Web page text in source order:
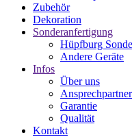
Zubehör
Dekoration
Sonderanfertigung
Hüpfburg
Andere Geräte
Infos
Über uns
Ansprechpartner
Garantie
Qualität
Kontakt